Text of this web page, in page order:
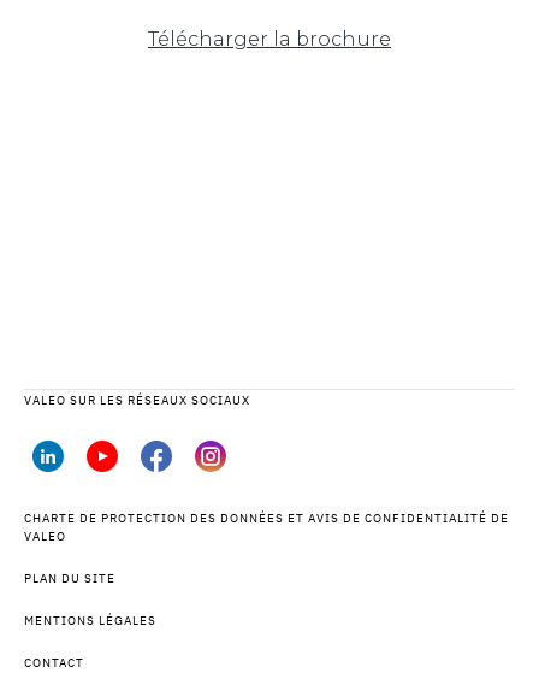
Télécharger la brochure
VALEO SUR LES RÉSEAUX SOCIAUX
CHARTE DE PROTECTION DES DONNÉES ET AVIS DE CONFIDENTIALITÉ DE
VALEO
PLAN DU SITE
MENTIONS LÉGALES
CONTACT